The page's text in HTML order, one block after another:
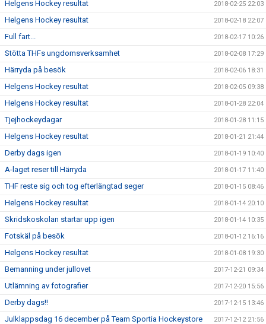
Helgens Hockey resultat 2018-02-25 22:03
Helgens Hockey resultat 2018-02-18 22:07
Full fart... 2018-02-17 10:26
Stötta THFs ungdomsverksamhet 2018-02-08 17:29
Härryda på besök 2018-02-06 18:31
Helgens Hockey resultat 2018-02-05 09:38
Helgens Hockey resultat 2018-01-28 22:04
Tjejhockeydagar 2018-01-28 11:15
Helgens Hockey resultat 2018-01-21 21:44
Derby dags igen 2018-01-19 10:40
A-laget reser till Härryda 2018-01-17 11:40
THF reste sig och tog efterlängtad seger 2018-01-15 08:46
Helgens Hockey resultat 2018-01-14 20:10
Skridskoskolan startar upp igen 2018-01-14 10:35
Fotskäl på besök 2018-01-12 16:16
Helgens Hockey resultat 2018-01-08 19:30
Bemanning under jullovet 2017-12-21 09:34
Utlämning av fotografier 2017-12-20 15:56
Derby dags!! 2017-12-15 13:46
Julklappsdag 16 december på Team Sportia Hockeystore 2017-12-12 21:56